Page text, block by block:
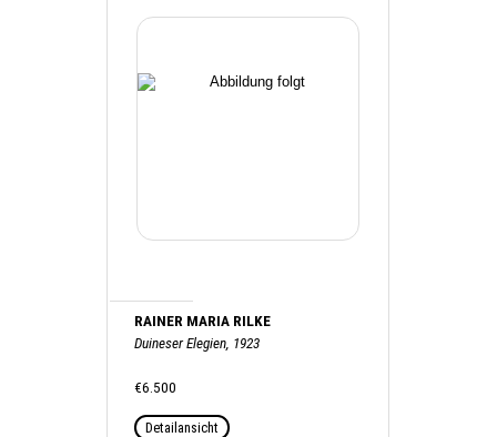
RAINER MARIA RILKE
Duineser Elegien, 1923
€6.500
Detailansicht